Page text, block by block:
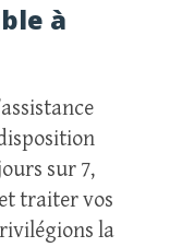
à
sur 7,
traiter vos
la